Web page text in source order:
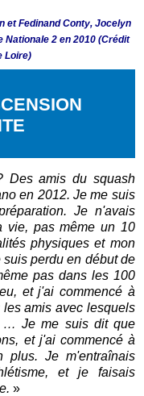
et Fedinand Conty, Jocelyn
Nationale 2 en 2010 (Crédit
Loire)
Des amis du squash
en 2012. Je me suis
Je n'avais
vie, pas même un 10
physiques et mon
perdu en début de
pas dans les 100
et j'ai commencé à
les amis avec lesquels
… Je me suis dit que
et j'ai commencé à
Je m'entraînais
et je faisais
»